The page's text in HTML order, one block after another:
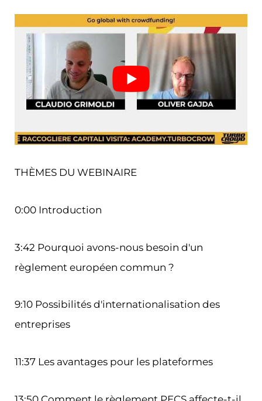
THÈMES DU WEBINAIRE
0:00 Introduction
3:42 Pourquoi avons-nous besoin d'un
règlement européen commun ?
9:10 Possibilités d'internationalisation des
entreprises
11:37 Les avantages pour les plateformes